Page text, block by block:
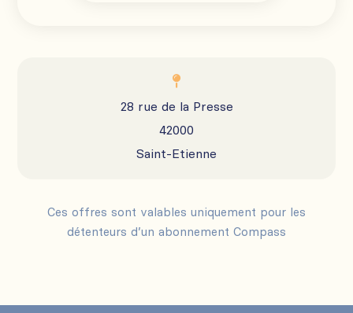

28 rue de la Presse
42000
Saint-Etienne
Ces offres sont valables uniquement pour les
détenteurs d’un abonnement Compass